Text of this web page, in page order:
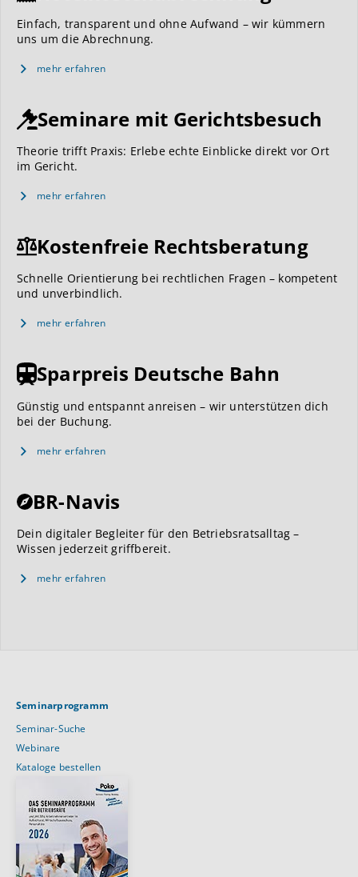
Einfach, transparent und ohne Aufwand – wir kümmern
uns um die Abrechnung.
mehr erfahren
Seminare mit Gerichtsbesuch
Theorie trifft Praxis: Erlebe echte Einblicke direkt vor Ort
im Gericht.
mehr erfahren
Kostenfreie Rechtsberatung
Schnelle Orientierung bei rechtlichen Fragen – kompetent
und unverbindlich.
mehr erfahren
Sparpreis Deutsche Bahn
Günstig und entspannt anreisen – wir unterstützen dich
bei der Buchung.
mehr erfahren
BR-Navis
Dein digitaler Begleiter für den Betriebsratsalltag –
Wissen jederzeit griffbereit.
mehr erfahren
Seminarprogramm
Seminar-Suche
Webinare
Kataloge bestellen